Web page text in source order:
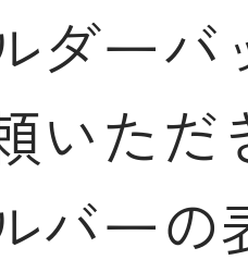
ダーバ
いただ
バーの